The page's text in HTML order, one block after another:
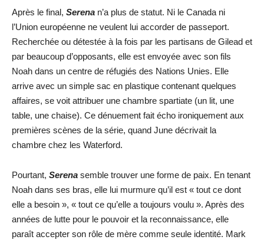
Après le final, Serena n’a plus de statut. Ni le Canada ni
l’Union européenne ne veulent lui accorder de passeport.
Recherchée ou détestée à la fois par les partisans de Gilead et
par beaucoup d’opposants, elle est envoyée avec son fils
Noah dans un centre de réfugiés des Nations Unies. Elle
arrive avec un simple sac en plastique contenant quelques
affaires, se voit attribuer une chambre spartiate (un lit, une
table, une chaise). Ce dénuement fait écho ironiquement aux
premières scènes de la série, quand June décrivait la
chambre chez les Waterford.
Pourtant, Serena semble trouver une forme de paix. En tenant
Noah dans ses bras, elle lui murmure qu’il est « tout ce dont
elle a besoin », « tout ce qu’elle a toujours voulu ». Après des
années de lutte pour le pouvoir et la reconnaissance, elle
paraît accepter son rôle de mère comme seule identité. Mark